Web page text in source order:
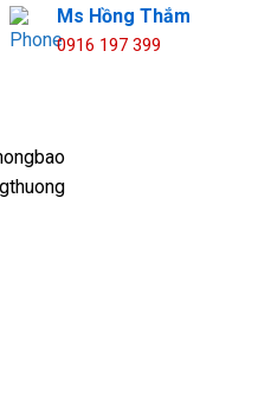
Ms Hồng Thắm
0916 197 399